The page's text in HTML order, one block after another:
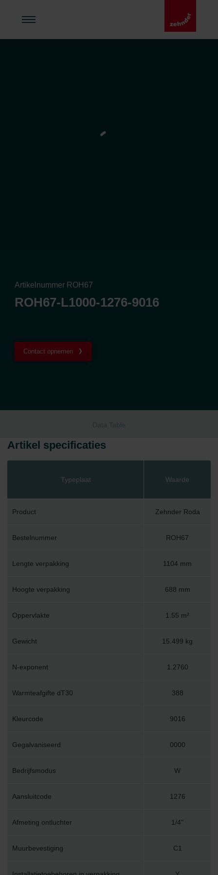
Artikelnummer ROH67
ROH67-L1000-1276-9016
Contact opnemen
Data Table
Artikel specificaties
Typeplaat Waarde
Product Zehnder Roda
Bestelnummer ROH67
Lengte verpakking 1104 mm
Hoogte verpakking 688 mm
Oppervlakte 1.55 m²
Gewicht 15.499 kg
N-exponent 1.2760
Warmteafgifte dT30 388
Kleurcode 9016
Gegalvaniseerd 0000
Bedrijfsmodus W
Aansluitcode 1276
Afmeting ontluchter 1/4"
Muurbevestiging C1